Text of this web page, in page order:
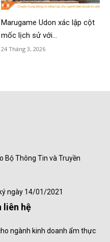
Marugame Udon xác lập cột
mốc lịch sử với...
24 Tháng 3, 2026
Bộ Thông Tin và Truyền
ngày 14/01/2021
liên hệ
ngành kinh doanh ẩm thực